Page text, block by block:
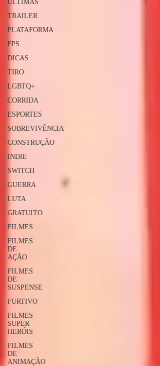
ÚLTIMAS
TRAILER
PLATAFORMA
FPS
DICAS
TIRO
LGBTQ+
CORRIDA
ESPORTES
SOBREVIVÊNCIA
CONSTRUÇÃO
INDIE
SWITCH
GUERRA
LUTA
GRATUITO
FILMES
FILMES
DE
AÇÃO
FILMES
DE
SUSPENSE
FURTIVO
FILMES
SUPER
HERÓIS
FILMES
DE
ANIMAÇÃO